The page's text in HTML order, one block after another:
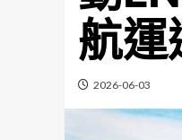
航運
2026-06-03